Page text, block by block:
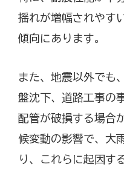
揺れが増幅されやす
傾向にあります。
また、地震以外でも
盤沈下、道路工事の
配管が破損する場合
候変動の影響で、大
り、これらに起因す